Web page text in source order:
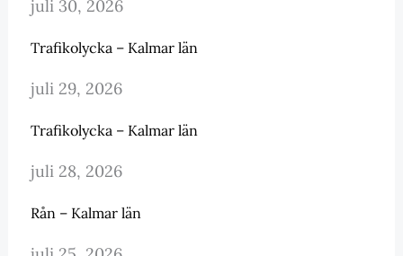
juli 30, 2026
Trafikolycka – Kalmar län
juli 29, 2026
Trafikolycka – Kalmar län
juli 28, 2026
Rån – Kalmar län